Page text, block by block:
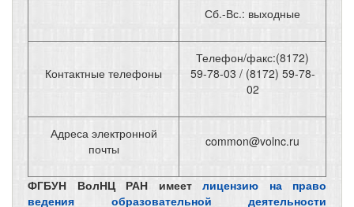
Сб.-Вс.: выходные
Контактные телефоны
Телефон/факс:(8172)
59-78-03 / (8172) 59-78-
02
Адреса электронной
почты
common@volnc.ru
ФГБУН ВолНЦ РАН имеет лицензию на право
ведения образовательной деятельности